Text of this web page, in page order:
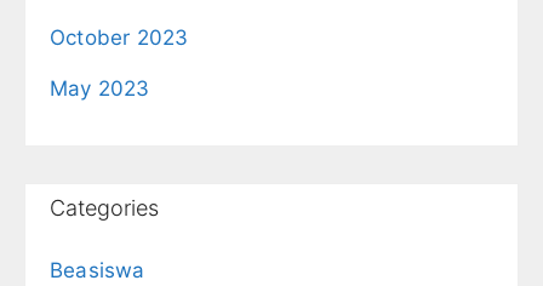
October 2023
May 2023
Categories
Beasiswa